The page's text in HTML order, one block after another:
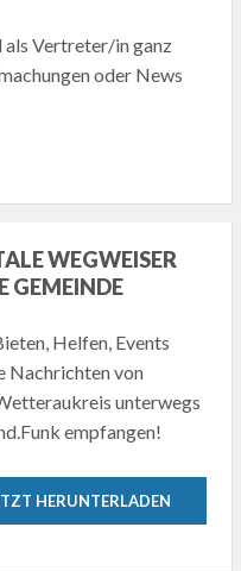
als Vertreter/in ganz
oder News
WEGWEISER
GEMEINDE
Helfen, Events
Nachrichten von
unterwegs
empfangen!
HERUNTERLADEN